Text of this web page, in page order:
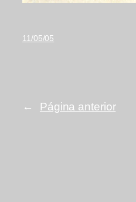
11/05/05
← Página anterior